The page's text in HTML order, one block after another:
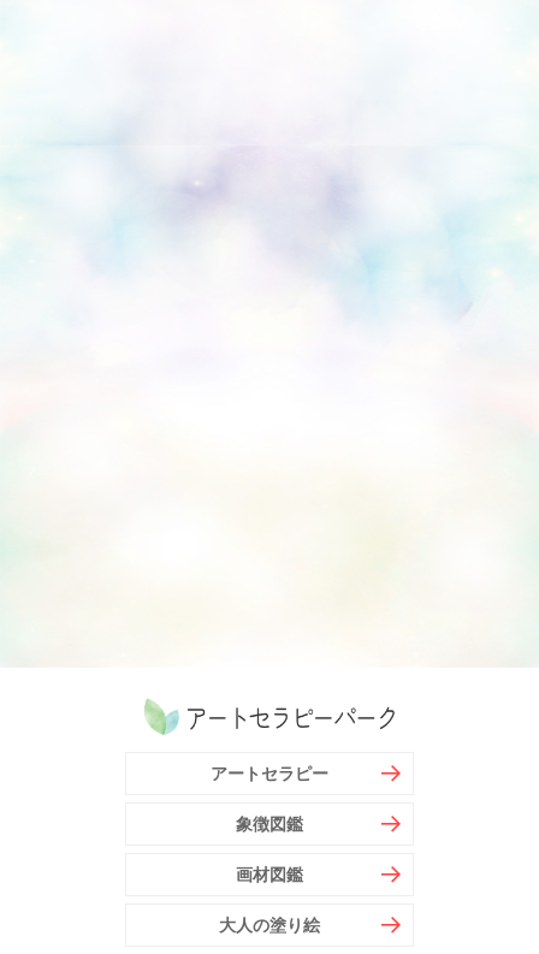
アートセラピー
象徴図鑑
画材図鑑
大人の塗り絵